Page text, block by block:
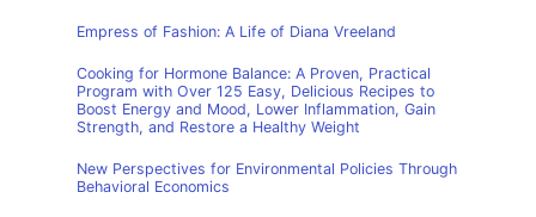
Empress of Fashion: A Life of Diana Vreeland
Cooking for Hormone Balance: A Proven, Practical
Program with Over 125 Easy, Delicious Recipes to
Boost Energy and Mood, Lower Inflammation, Gain
Strength, and Restore a Healthy Weight
New Perspectives for Environmental Policies Through
Behavioral Economics